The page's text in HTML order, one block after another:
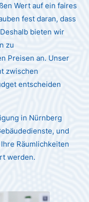
Wert auf ein faires
fest daran, dass
bieten wir
zu
Preisen an. Unser
zwischen
entscheiden
in Nürnberg
und
Räumlichkeiten
werden.